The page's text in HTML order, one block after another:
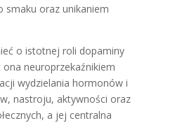
smaku oraz unikaniem
o istotnej roli dopaminy
ona neuroprzekaźnikiem
wydzielania hormonów i
nastroju, aktywności oraz
a jej centralna